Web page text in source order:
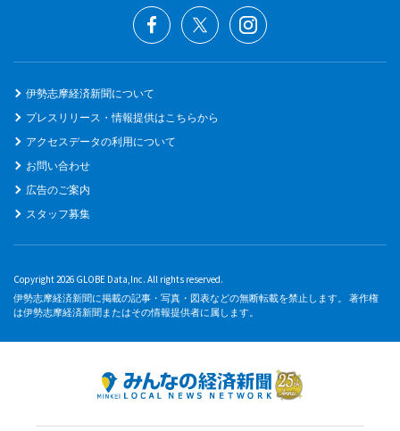
伊勢志摩経済新聞について
プレスリリース・情報提供はこちらから
アクセスデータの利用について
お問い合わせ
広告のご案内
スタッフ募集
Copyright 2026 GLOBE Data,Inc. All rights reserved.
伊勢志摩経済新聞に掲載の記事・写真・図表などの無断転載を禁止します。 著作権
は伊勢志摩経済新聞またはその情報提供者に属します。